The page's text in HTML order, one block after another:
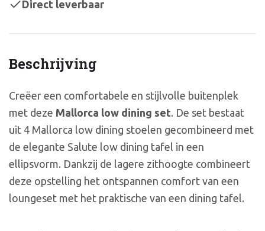
Beschrijving
Creëer een comfortabele en stijlvolle buitenplek
met deze Mallorca low dining set. De set bestaat
uit 4 Mallorca low dining stoelen gecombineerd met
de elegante Salute low dining tafel in een
ellipsvorm. Dankzij de lagere zithoogte combineert
deze opstelling het ontspannen comfort van een
loungeset met het praktische van een dining tafel.
Direct leverbaar